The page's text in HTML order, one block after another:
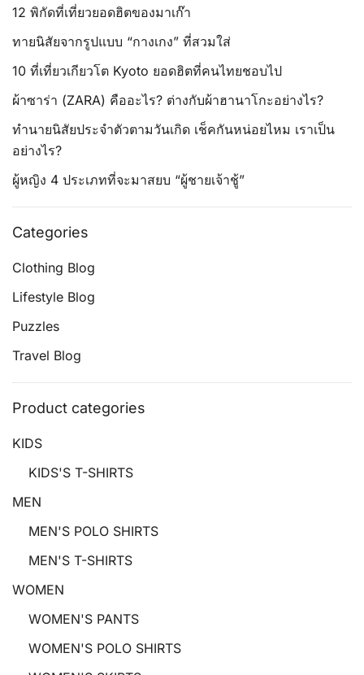
12 พิกัดที่เที่ยวยอดฮิตของมาเก๊า
ทายนิสัยจากรูปแบบ “กางเกง” ที่สวมใส่
10 ที่เที่ยวเกียวโต Kyoto ยอดฮิตที่คนไทยชอบไป
ผ้าซาร่า (ZARA) คืออะไร? ต่างกับผ้าฮานาโกะอย่างไร?
ทำนายนิสัยประจำตัวตามวันเกิด เช็คกันหน่อยไหม เราเป็น
อย่างไร?
ผู้หญิง 4 ประเภทที่จะมาสยบ “ผู้ชายเจ้าชู้”
Categories
Clothing Blog
Lifestyle Blog
Puzzles
Travel Blog
Product categories
KIDS
KIDS'S T-SHIRTS
MEN
MEN'S POLO SHIRTS
MEN'S T-SHIRTS
WOMEN
WOMEN'S PANTS
WOMEN'S POLO SHIRTS